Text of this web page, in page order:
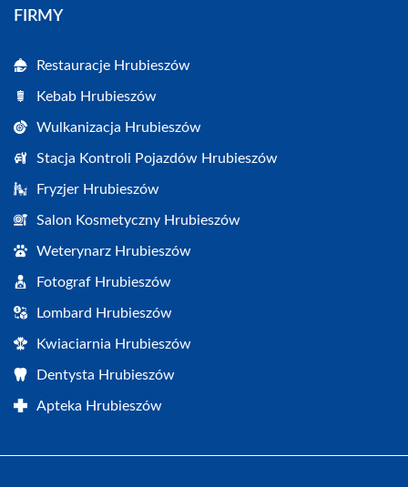
FIRMY
Restauracje Hrubieszów
Kebab Hrubieszów
Wulkanizacja Hrubieszów
Stacja Kontroli Pojazdów Hrubieszów
Fryzjer Hrubieszów
Salon Kosmetyczny Hrubieszów
Weterynarz Hrubieszów
Fotograf Hrubieszów
Lombard Hrubieszów
Kwiaciarnia Hrubieszów
Dentysta Hrubieszów
Apteka Hrubieszów